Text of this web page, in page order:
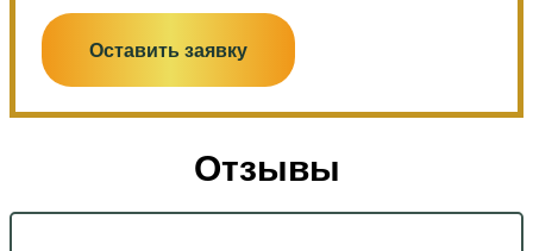
Оставить заявку
Отзывы